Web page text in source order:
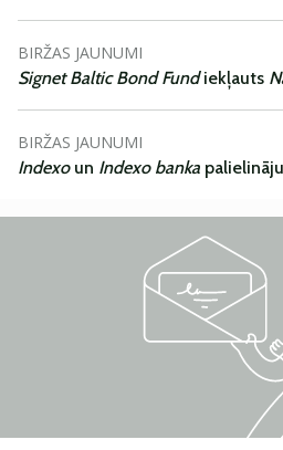
BIRŽAS JAUNUMI
Signet Baltic Bond Fundiekļauts
BIRŽAS JAUNUMI
Indexoun Indexo banka